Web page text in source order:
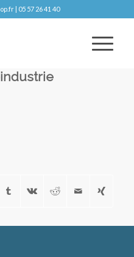
| 05 57 26 41 40